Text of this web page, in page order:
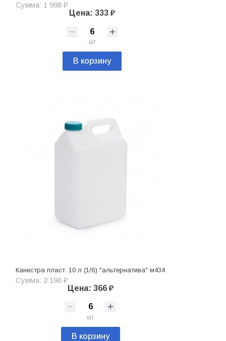
Сумма: 1 998 ₽
Цена: 333 ₽
шт
В корзину
Канистра пласт. 10 л (1/6) "альтернатива" м434
Сумма: 2 196 ₽
Цена: 366 ₽
шт
В корзину